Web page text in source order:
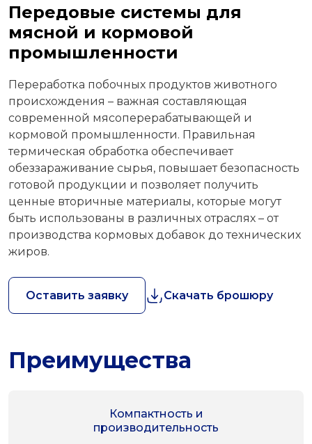
Передовые системы для
мясной и кормовой
промышленности
Переработка побочных продуктов животного
происхождения – важная составляющая
современной мясоперерабатывающей и
кормовой промышленности. Правильная
термическая обработка обеспечивает
обеззараживание сырья, повышает безопасность
готовой продукции и позволяет получить
ценные вторичные материалы, которые могут
быть использованы в различных отраслях – от
производства кормовых добавок до технических
жиров.
Оставить заявку Скачать брошюру
Преимущества
Компактность и
производительность